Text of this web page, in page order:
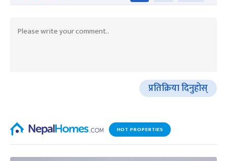
प्रतिक्रिया दिनुहोस्
HOT PROPERTIES